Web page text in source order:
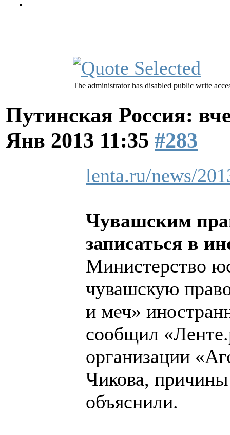
The administrator has disabled public write
Путинская Россия:
Янв 2013 11:35 #283
lenta.ru/news/
Чувашским
записаться в
Министерство
чувашскую
и меч»
сообщил
организации
Чикова, причины
объяснили.